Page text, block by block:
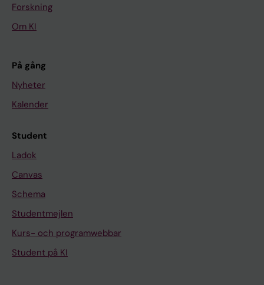
Forskning
Om KI
På gång
Nyheter
Kalender
Student
Ladok
Canvas
Schema
Studentmejlen
Kurs- och programwebbar
Student på KI